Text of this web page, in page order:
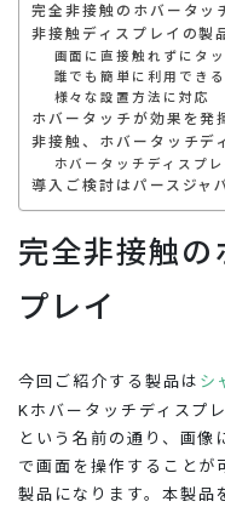
完全非接触のホバータッ
非接触ディスプレイの製
画面に直接触れずにタ
誰でも簡単に利用でき
様々な設置方法に対応
ホバータッチが効果を発
非接触、ホバータッチデ
ホバータッチディスプ
導入ご検討はパースジャ
完全非接触の
プレイ
今回ご紹介する製品は シ
Kホバータッチディスプ
という名前の通り、画
で画面を操作すること
製品になります。 本製品